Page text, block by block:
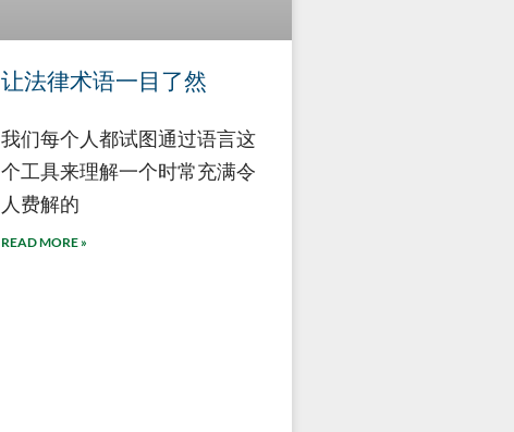
让法律术语一目了然
我们每个人都试图通过语言这
个工具来理解一个时常充满令
人费解的
READ MORE »